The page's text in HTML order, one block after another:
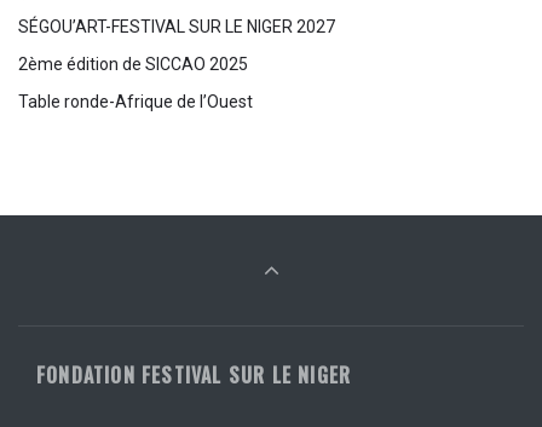
SÉGOU’ART-FESTIVAL SUR LE NIGER 2027
2ème édition de SICCAO 2025
Table ronde-Afrique de l’Ouest
FONDATION FESTIVAL SUR LE NIGER